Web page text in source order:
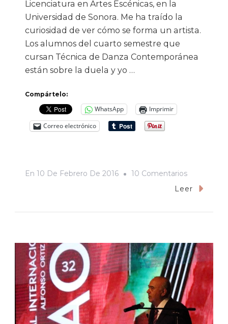
Licenciatura en Artes Escénicas, en la
Universidad de Sonora. Me ha traído la
curiosidad de ver cómo se forma un artista.
Los alumnos del cuarto semestre que
cursan Técnica de Danza Contemporánea
están sobre la duela y yo …
Compártelo:
WhatsApp
Imprimir
Correo electrónico
En 10 De Febrero De 2016 10 ComentariosEn
“O
Qué
Vive
Un
Artista,
Pues?”
Leer